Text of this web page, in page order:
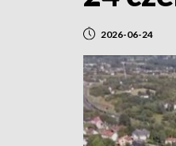
2026-06-24